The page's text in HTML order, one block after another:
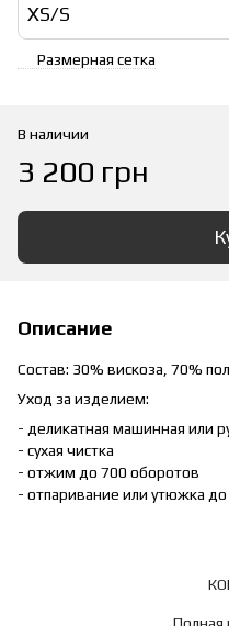
XS/S
Размерная сетка
В наличии
3 200 грн
Описание
Состав: 30% вискоза, 70%
Уход за изделием:
- деликатная машинная или
- сухая чистка
- отжим до 700 оборотов
- отпаривание или утюжка до